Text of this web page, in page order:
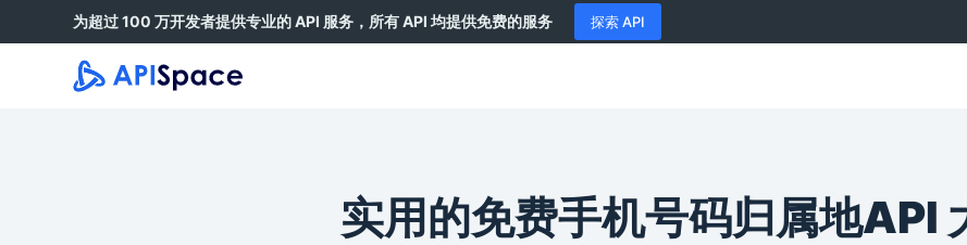
为超过 100 万开发者提供专业的 API 服务，所有 API 均提供免费的服务 探索 API
实用的免费手机号码归属地API